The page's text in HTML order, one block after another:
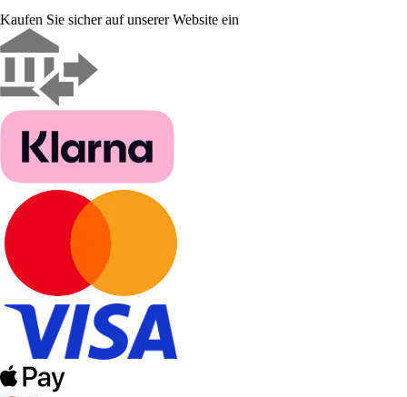
Kaufen Sie sicher auf unserer Website ein